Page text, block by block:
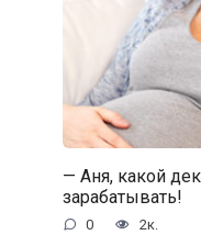
— Аня, какой
зарабатывать!
0 2к.